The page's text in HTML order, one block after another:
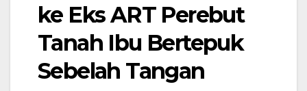
ke Eks ART Perebut
Tanah Ibu Bertepuk
Sebelah Tangan